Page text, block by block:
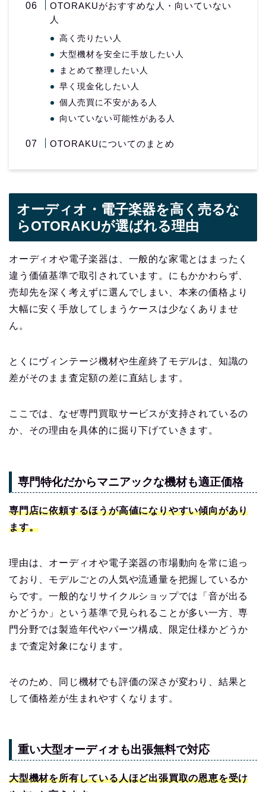
OTORAKUがおすすめな人・向いていない
人
高く売りたい人
大型機材を安全に手放したい人
まとめて整理したい人
早く現金化したい人
個人売買に不安がある人
向いていない可能性がある人
OTORAKUについてのまとめ
オーディオ・電子楽器を高く売るな
らOTORAKUが選ばれる理由
オーディオや電子楽器は、一般的な家電とはまったく
違う価値基準で取引されています。にもかかわらず、
売却先を深く考えずに選んでしまい、本来の価格より
大幅に安く手放してしまうケースは少なくありませ
ん。
とくにヴィンテージ機材や生産終了モデルは、知識の
差がそのまま査定額の差に直結します。
ここでは、なぜ専門買取サービスが支持されているの
か、その理由を具体的に掘り下げていきます。
専門特化だからマニアックな機材も適正価格
専門店に依頼するほうが高値になりやすい傾向があり
ます。
理由は、オーディオや電子楽器の市場動向を常に追っ
ており、モデルごとの人気や流通量を把握しているか
らです。一般的なリサイクルショップでは「音が出る
かどうか」という基準で見られることが多い一方、専
門分野では製造年代やパーツ構成、限定仕様かどうか
まで査定対象になります。
そのため、同じ機材でも評価の深さが変わり、結果と
して価格差が生まれやすくなります。
重い大型オーディオも出張無料で対応
大型機材を所有している人ほど出張買取の恩恵を受け